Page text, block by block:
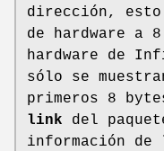
dirección,
de hardware a
hardware de
sólo se
primeros 8
link del
información de